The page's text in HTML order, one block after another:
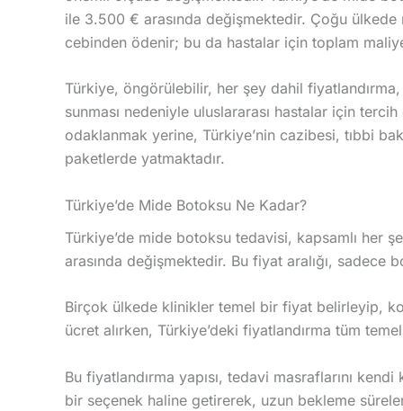
ile 3.500 € arasında değişmektedir. Çoğu
cebinden ödenir; bu da hastalar için toplam
Türkiye, öngörülebilir, her şey dahil
sunması nedeniyle uluslararası hastalar için
odaklanmak yerine, Türkiye’nin cazibesi, tıbbi
paketlerde yatmaktadır.
Türkiye’de Mide Botoksu Ne Kadar?
Türkiye’de mide botoksu tedavisi, kapsamlı her
arasında değişmektedir. Bu fiyat aralığı, sadece
Birçok ülkede klinikler temel bir fiyat belirleyip,
ücret alırken, Türkiye’deki fiyatlandırma tüm
Bu fiyatlandırma yapısı, tedavi masraflarını
bir seçenek haline getirerek, uzun bekleme